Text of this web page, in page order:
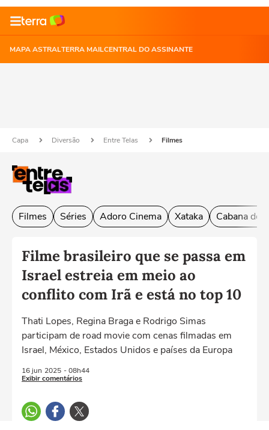
MAPA ASTRALTERRA MAILCENTRAL DO ASSINANTE
Capa Diversão Entre Telas Filmes
Filmes Séries Adoro Cinema Xataka Cabana do
Filme brasileiro que se passa em
Israel estreia em meio ao
conflito com Irã e está no top 10
Thati Lopes, Regina Braga e Rodrigo Simas
participam de road movie com cenas filmadas em
Israel, México, Estados Unidos e países da Europa
16 jun 2025 - 08h44
Exibir comentários